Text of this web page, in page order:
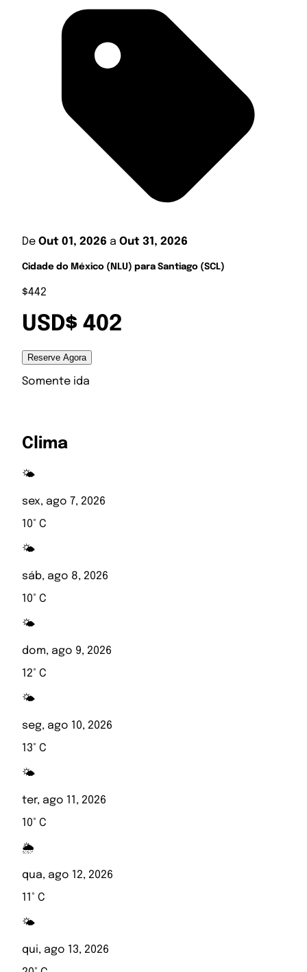
De Out 01, 2026 a Out 31, 2026
Cidade do México (NLU) para Santiago (SCL)
$442
USD$ 402
Reserve Agora
Somente ida
Clima
🌤️
sex, ago 7, 2026
10° C
🌤️
sáb, ago 8, 2026
10° C
🌤️
dom, ago 9, 2026
12° C
🌤️
seg, ago 10, 2026
13° C
🌤️
ter, ago 11, 2026
10° C
🌦️
qua, ago 12, 2026
11° C
🌤️
qui, ago 13, 2026